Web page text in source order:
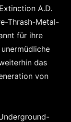
A.D.
Thrash-Metal-
für ihre
das
von